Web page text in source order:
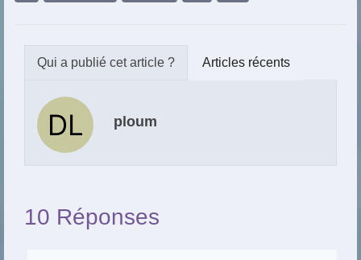
Articles récents
ploum
10 Réponses